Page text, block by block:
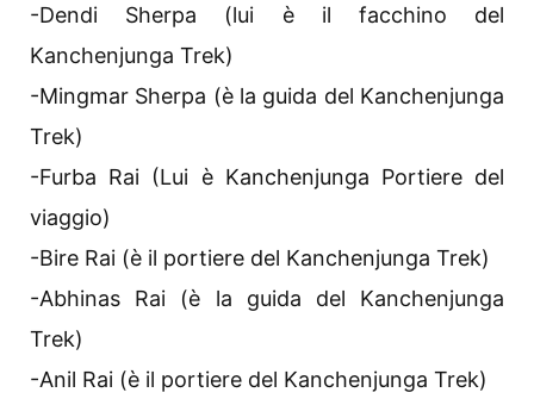
-Dendi Sherpa (lui è il facchino del
Kanchenjunga Trek)
-Mingmar Sherpa (è la guida del Kanchenjunga
Trek)
-Furba Rai (Lui è Kanchenjunga Portiere del
viaggio)
-Bire Rai (è il portiere del Kanchenjunga Trek)
-Abhinas Rai (è la guida del Kanchenjunga
Trek)
-Anil Rai (è il portiere del Kanchenjunga Trek)